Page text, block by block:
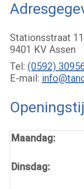
Stationsstraat 11
9401 KV Assen
Tel: (0592)
E-mail:
Maandag:
Dinsdag: